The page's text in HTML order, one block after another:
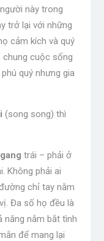
này trong
trở lại với những
cảm kích và quý
chung cuộc sống
quý nhưng gia
(song song) thì
trái – phải ở
Không phải ai
chỉ tay nằm
Đa số họ đều là
năng nắm bắt tình
để mang lại